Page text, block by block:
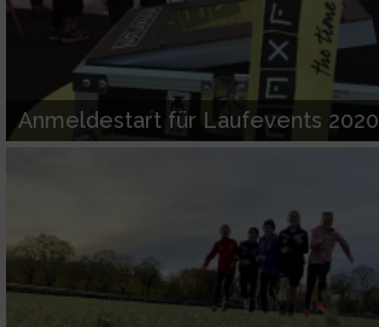
Anmeldestart für Laufevents 2020